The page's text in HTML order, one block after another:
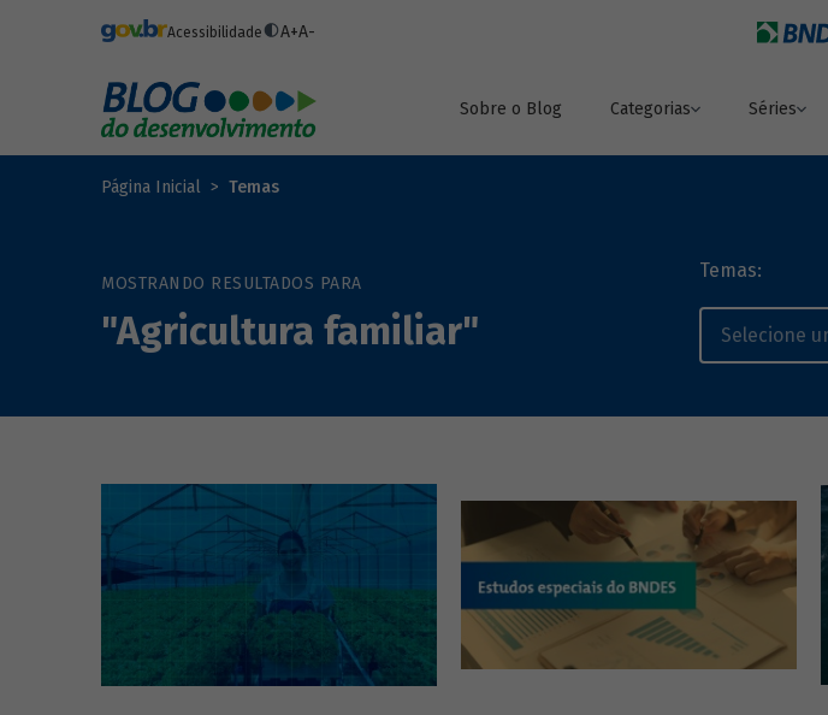
Acessibilidade A+A-
Sobre o Blog Categorias Séries
Página Inicial Temas
MOSTRANDO RESULTADOS PARA
"Agricultura familiar"
Temas: